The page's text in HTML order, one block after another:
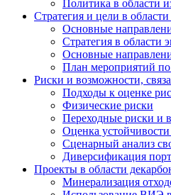
Политика в области
Стратегия и цели в
Основные
Стратегия в области
Основные
План мероприятий
Риски и возможности,
Подходы к оценке
Физические риски
Переходные риски и
Оценка
Сценарный анализ
Диверсификация
Проекты в области
Минерализация